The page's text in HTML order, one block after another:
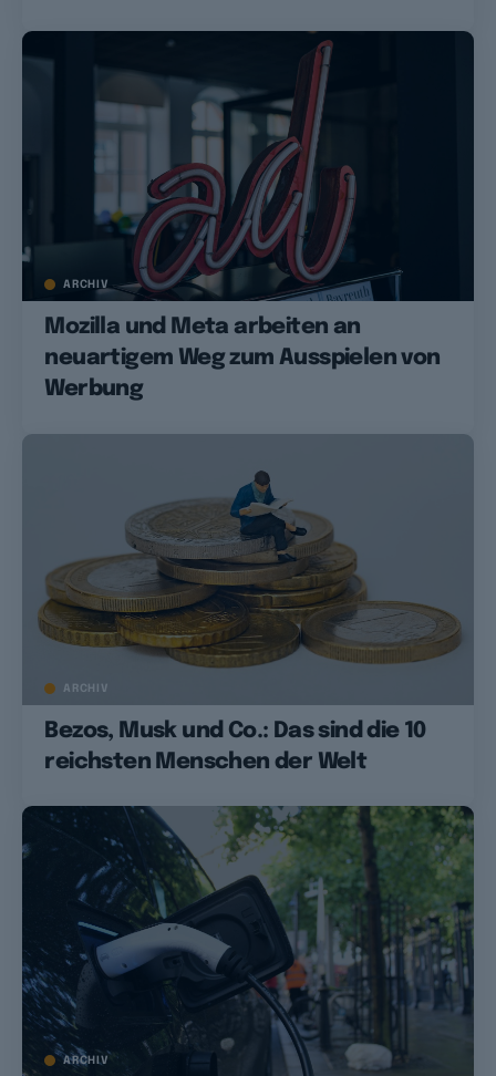
ARCHIV
Mozilla und Meta arbeiten an
neuartigem Weg zum Ausspielen von
Werbung
ARCHIV
Bezos, Musk und Co.: Das sind die 10
reichsten Menschen der Welt
ARCHIV